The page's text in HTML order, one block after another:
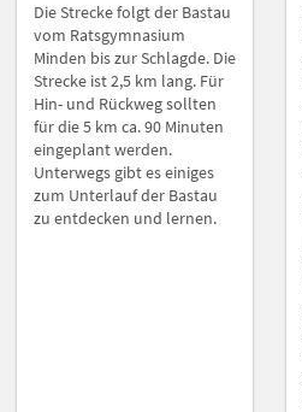
Die Strecke folgt der Bastau
vom Ratsgymnasium
Minden bis zur Schlagde. Die
Strecke ist 2,5 km lang. Für
Hin- und Rückweg sollten
für die 5 km ca. 90 Minuten
eingeplant werden.
Unterwegs gibt es einiges
zum Unterlauf der Bastau
zu entdecken und lernen.